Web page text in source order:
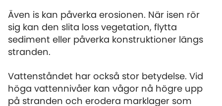
Även is kan påverka erosionen. När isen rör
sig kan den slita loss vegetation, flytta
sediment eller påverka konstruktioner längs
stranden.
Vattenståndet har också stor betydelse. Vid
höga vattennivåer kan vågor nå högre upp
på stranden och erodera marklager som